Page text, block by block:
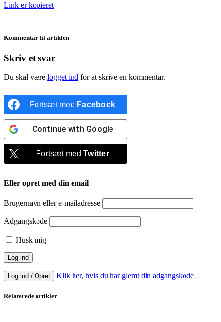
Link er kopieret
Kommentar til artiklen
Skriv et svar
Du skal være logget ind for at skrive en kommentar.
Fortsæt med Facebook
Continue with Google
Fortsæt medTwitter
Eller opret med din email
Brugernavn eller e-mailadresse
Adgangskode
Husk mig
Log ind / Opret Klik her, hvis du har glemt din adgangskode
Relaterede artikler